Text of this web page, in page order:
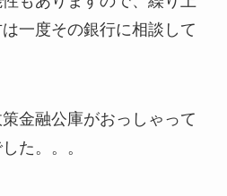
一度その銀行に相談して
金融公庫がおっしゃって
た。。。